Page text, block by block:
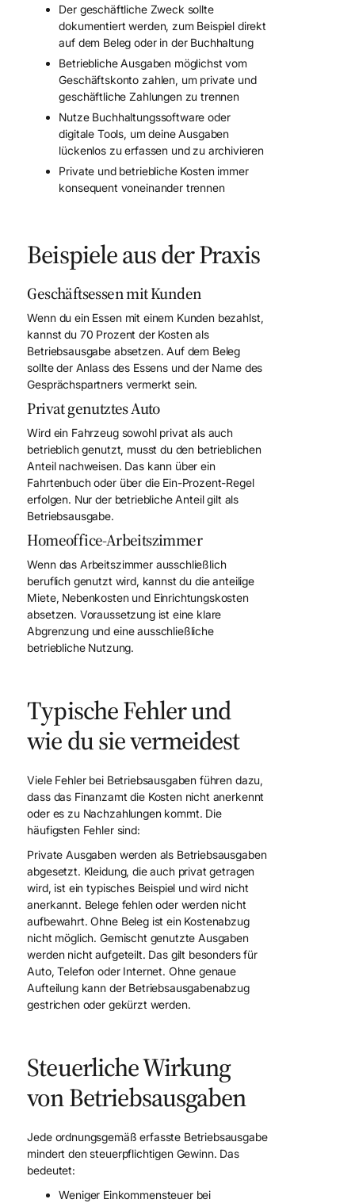
Der geschäftliche Zweck sollte
dokumentiert werden, zum Beispiel direkt
auf dem Beleg oder in der Buchhaltung
Betriebliche Ausgaben möglichst vom
Geschäftskonto zahlen, um private und
geschäftliche Zahlungen zu trennen
Nutze Buchhaltungssoftware oder
digitale Tools, um deine Ausgaben
lückenlos zu erfassen und zu archivieren
Private und betriebliche Kosten immer
konsequent voneinander trennen
Beispiele aus der Praxis
Geschäftsessen mit Kunden
Wenn du ein Essen mit einem Kunden bezahlst,
kannst du 70 Prozent der Kosten als
Betriebsausgabe absetzen. Auf dem Beleg
sollte der Anlass des Essens und der Name des
Gesprächspartners vermerkt sein.
Privat genutztes Auto
Wird ein Fahrzeug sowohl privat als auch
betrieblich genutzt, musst du den betrieblichen
Anteil nachweisen. Das kann über ein
Fahrtenbuch oder über die Ein-Prozent-Regel
erfolgen. Nur der betriebliche Anteil gilt als
Betriebsausgabe.
Homeoffice-Arbeitszimmer
Wenn das Arbeitszimmer ausschließlich
beruflich genutzt wird, kannst du die anteilige
Miete, Nebenkosten und Einrichtungskosten
absetzen. Voraussetzung ist eine klare
Abgrenzung und eine ausschließliche
betriebliche Nutzung.
Typische Fehler und
wie du sie vermeidest
Viele Fehler bei Betriebsausgaben führen dazu,
dass das Finanzamt die Kosten nicht anerkennt
oder es zu Nachzahlungen kommt. Die
häufigsten Fehler sind:
Private Ausgaben werden als Betriebsausgaben
abgesetzt. Kleidung, die auch privat getragen
wird, ist ein typisches Beispiel und wird nicht
anerkannt. Belege fehlen oder werden nicht
aufbewahrt. Ohne Beleg ist ein Kostenabzug
nicht möglich. Gemischt genutzte Ausgaben
werden nicht aufgeteilt. Das gilt besonders für
Auto, Telefon oder Internet. Ohne genaue
Aufteilung kann der Betriebsausgabenabzug
gestrichen oder gekürzt werden.
Steuerliche Wirkung
von Betriebsausgaben
Jede ordnungsgemäß erfasste Betriebsausgabe
mindert den steuerpflichtigen Gewinn. Das
bedeutet:
Weniger Einkommensteuer bei